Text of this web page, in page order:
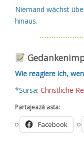
Niemand wächst
hinaus.
Wie reagiere ich,
*Sursa: Christliche
Partajează asta:
Facebook